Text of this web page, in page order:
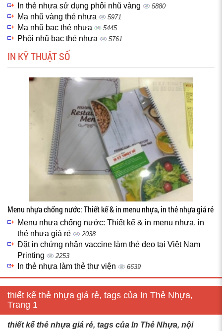
In thẻ nhựa sử dụng phôi nhũ vàng 5880
Mạ nhũ vàng thẻ nhựa 5971
Mạ nhũ bạc thẻ nhựa 5445
Phôi nhũ bạc thẻ nhựa 5761
IN KỸ THUẬT SỐ
Menu nhựa chống nước: Thiết kế & in menu nhựa, in thẻ nhựa giá rẻ
Menu nhựa chống nước: Thiết kế & in menu nhựa, in
thẻ nhựa giá rẻ
2038
Đặt in chứng nhận vaccine làm thẻ đeo tại Việt Nam
Printing
2253
In thẻ nhựa làm thẻ thư viện 6639
thiết kế thẻ nhựa giá rẻ, tags của In Thẻ Nhựa,
Trang 1
thiết kế thẻ nhựa giá rẻ, tags của In Thẻ Nhựa, nội